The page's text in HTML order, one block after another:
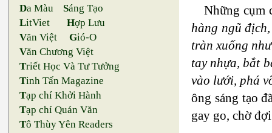
Da Màu Sáng Tạo
LitViet Hợp Lưu
Văn Việt Gió-O
Văn Chương Việt
Triết Học Và Tư Tưởng
Tinh Tấn Magazine
Tạp chí Khởi Hành
Tạp chí Quán Văn
Tô Thùy Yên Readers
Những cụm
hàng ngũ
tràn xuống
tay nhựa, bắt
vào lưới, phá
ông sáng tạo
gay go, chờ